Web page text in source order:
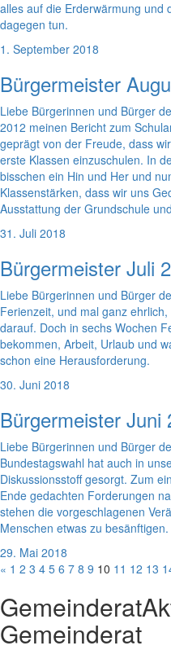
alles auf die Erderwärmung und
dagegen tun.
1. September 2018
Bürgermeister
Liebe Bürgerinnen und Bürger
2012 meinen Bericht zum
geprägt von der Freude, dass
erste Klassen einzuschulen. In
bisschen ein Hin und Her und
Klassenstärken, dass wir uns
Ausstattung der Grundschule
31. Juli 2018
Bürgermeister Juli
Liebe Bürgerinnen und Bürger
Ferienzeit, und mal ganz
darauf. Doch in sechs Wochen
bekommen, Arbeit, Urlaub und
schon eine Herausforderung.
30. Juni 2018
Bürgermeister Juni
Liebe Bürgerinnen und Bürger
Bundestagswahl hat auch in
Diskussionsstoff gesorgt. Zum
Ende gedachten Forderungen
stehen die vorgeschlagenen
Menschen etwas zu besänftigen.
29. Mai 2018
« 1 2 3 4 5 6 7 8 9 10 11 12 13
Gemeinderat
Gemeinderat